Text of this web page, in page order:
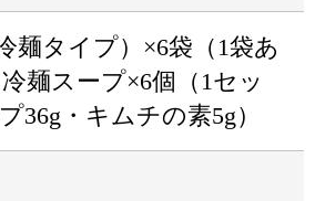
麺タイプ）×6袋（1袋あ
麺スープ×6個（1セッ
36g・キムチの素5g）